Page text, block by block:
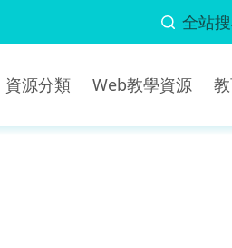
全站
資源分類 Web教學資源